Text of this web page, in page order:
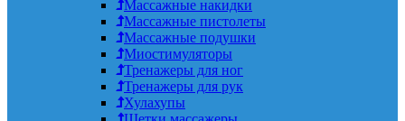
Массажные накидки
Массажные пистолеты
Массажные подушки
Миостимуляторы
Тренажеры для ног
Тренажеры для рук
Хулахупы